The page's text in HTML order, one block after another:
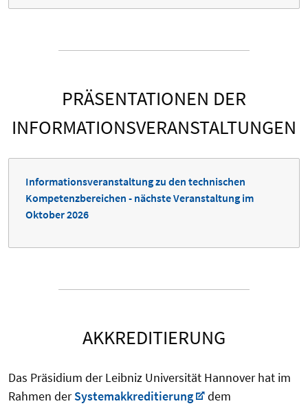
PRÄSENTATIONEN DER
INFORMATIONSVERANSTALTUNGEN
Informationsveranstaltung zu den technischen
Kompetenzbereichen - nächste Veranstaltung im
Oktober 2026
AKKREDITIERUNG
Das Präsidium der Leibniz Universität Hannover hat im
Rahmen derSystemakkreditierung
dem